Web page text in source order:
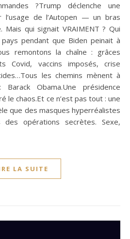
?Trump déclenche une
l’usage de l’Autopen — un bras
qui signait VRAIMENT ? Qui
pendant que Biden peinait à
remontons la chaîne : grâces
Covid, vaccins imposés, crise
les chemins mènent à
Obama.Une présidence
le chaos.Et ce n’est pas tout : une
que des masques hyperréalistes
opérations secrètes. Sexe,
LA SUITE